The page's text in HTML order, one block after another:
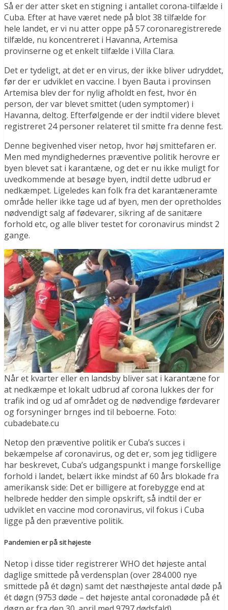
Så er der atter sket en stigning i antallet corona-tilfælde i
Cuba. Efter at have været nede på blot 38 tilfælde for
hele landet, er vi nu atter oppe på 57 coronaregistrerede
tilfælde, nu koncentreret i Havanna, Artemisa
provinserne og et enkelt tilfælde i Villa Clara.
Det er tydeligt, at det er en virus, der ikke bliver udryddet,
før der er udviklet en vaccine. I byen Bauta i provinsen
Artemisa blev der for nylig afholdt en fest, hvor én
person, der var blevet smittet (uden symptomer) i
Havanna, deltog. Efterfølgende er der indtil videre blevet
registreret 24 personer relateret til smitte fra denne fest.
Denne begivenhed viser netop, hvor høj smittefaren er.
Men med myndighedernes præventive politik herovre er
byen blevet sat i karantæne, og det er nu ikke muligt for
uvedkommende at besøge byen, indtil dette udbrud er
nedkæmpet. Ligeledes kan folk fra det karantæneramte
område heller ikke tage ud af byen, men der opretholdes
nødvendigt salg af fødevarer, sikring af de sanitære
forhold etc, og alle bliver testet for coronavirus mindst 2
gange.
Når et kvarter eller en landsby bliver sat i karantæne for
at nedkæmpe et lokalt udbrud af corona lukkes der for
trafik ind og ud af området og de nødvendige førdevarer
og forsyninger brnges ind til beboerne. Foto:
cubadebate.cu
Netop den præventive politik er Cuba’s succes i
bekæmpelse af coronavirus, og det er, som jeg tidligere
har beskrevet, Cuba’s udgangspunkt i mange forskellige
forhold i landet, belært ikke mindst af 60 års blokade fra
amerikansk side: Det er billigere at forebygge end at
helbrede hedder den simple opskrift, så indtil der er
udviklet en vaccine mod coronavirus, vil fokus i Cuba
ligge på den præventive politik.
Pandemien er på sit højeste
Netop i disse tider registrerer WHO det højeste antal
daglige smittede på verdensplan (over 284.000 nye
smittede på ét døgn) samt det næsthøjeste antal døde på
ét døgn (9753 døde – det højeste antal coronadøde på ét